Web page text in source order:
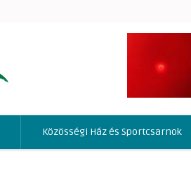
Közösségi Ház és Sportcsarnok